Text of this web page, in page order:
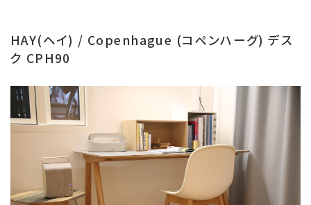
HAY(ヘイ) / Copenhague (コペンハーグ) デス
ク CPH90